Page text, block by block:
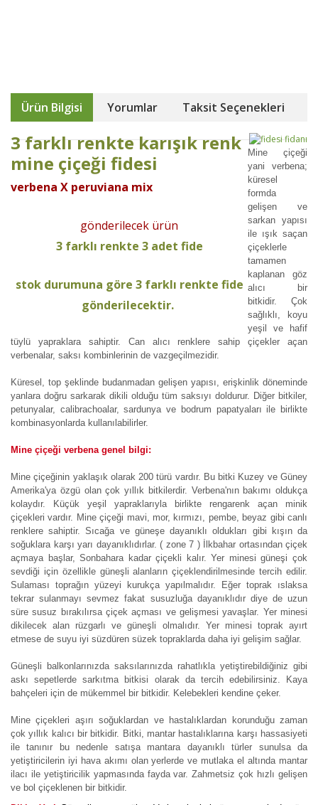
Ürün Bilgisi Yorumlar Taksit Seçenekleri
3 farklı renkte karışık renk
mine çiçeği fidesi
verbena X peruviana mix
gönderilecek ürün
3 farklı renkte 3 adet fide
stok durumuna göre 3 farklı renkte fide
gönderilecektir.
Mine çiçeği
yani verbena;
küresel
formda
gelişen ve
sarkan yapısı
ile ışık saçan
çiçeklerle
tamamen
kaplanan göz
alıcı bir
bitkidir. Çok
sağlıklı, koyu
yeşil ve hafif
tüylü yapraklara sahiptir. Can alıcı renklere sahip çiçekler açan
verbenalar, saksı kombinlerinin de vazgeçilmezidir.
Küresel, top şeklinde budanmadan gelişen yapısı, erişkinlik döneminde
yanlara doğru sarkarak dikili olduğu tüm saksıyı doldurur. Diğer bitkiler,
petunyalar, calibrachoalar, sardunya ve bodrum papatyaları ile birlikte
kombinasyonlarda kullanılabilirler.
Mine çiçeği verbena genel bilgi:
Mine çiçeğinin yaklaşık olarak 200 türü vardır. Bu bitki Kuzey ve Güney
Amerika'ya özgü olan çok yıllık bitkilerdir. Verbena'nın bakımı oldukça
kolaydır. Küçük yeşil yapraklarıyla birlikte rengarenk açan minik
çiçekleri vardır. Mine çiçeği mavi, mor, kırmızı, pembe, beyaz gibi canlı
renklere sahiptir. Sıcağa ve güneşe dayanıklı oldukları gibi kışın da
soğuklara karşı yarı dayanıklıdırlar. ( zone 7 ) İlkbahar ortasından çiçek
açmaya başlar, Sonbahara kadar çiçekli kalır. Yer minesi güneşi çok
sevdiği için özellikle güneşli alanların çiçeklendirilmesinde tercih edilir.
Sulaması toprağın yüzeyi kurukça yapılmalıdır. Eğer toprak ıslaksa
tekrar sulanmayı sevmez fakat susuzluğa dayanıklıdır diye de uzun
süre susuz bırakılırsa çiçek açması ve gelişmesi yavaşlar. Yer minesi
dikilecek alan rüzgarlı ve güneşli olmalıdır. Yer minesi toprak ayırt
etmese de suyu iyi süzdüren süzek topraklarda daha iyi gelişim sağlar.
Güneşli balkonlarınızda saksılarınızda rahatlıkla yetiştirebildiğiniz gibi
askı sepetlerde sarkıtma bitkisi olarak da tercih edebilirsiniz. Kaya
bahçeleri için de mükemmel bir bitkidir. Kelebekleri kendine çeker.
Mine çiçekleri aşırı soğuklardan ve hastalıklardan korunduğu zaman
çok yıllık kalıcı bir bitkidir. Bitki, mantar hastalıklarına karşı hassasiyeti
ile tanınır bu nedenle satışa mantara dayanıklı türler sunulsa da
yetiştiricilerin iyi hava akımı olan yerlerde ve mutlaka el altında mantar
ilacı ile yetiştiricilik yapmasında fayda var. Zahmetsiz çok hızlı gelişen
ve bol çiçeklenen bir bitkidir.